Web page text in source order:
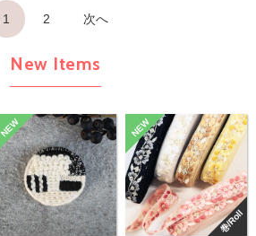
1 2 次へ
New Items
NEW
巻/Roll
NEW